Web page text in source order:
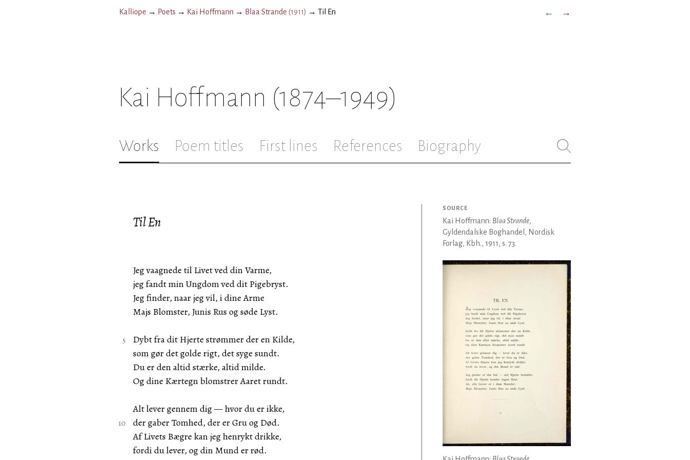
Kalliope → Poets → Kai Hoffmann → Blaa Strande (1911) → Til En ← →
Kai Hoffmann (1874–1949)
Works Poem titles First lines References Biography
Til En
Jeg vaagnede til Livet ved din Varme,
jeg fandt min Ungdom ved dit Pigebryst.
Jeg finder, naar jeg vil, i dine Arme
Majs Blomster, Junis Rus og søde Lyst.
Dybt fra dit Hjerte strømmer der en Kilde,
som gør det golde rigt, det syge sundt.
Du er den altid stærke, altid milde.
Og dine Kærtegn blomstrer Aaret rundt.
Alt lever gennem dig — hvor du er ikke,
der gaber Tomhed, der er Gru og Død.
Af Livets Bægre kan jeg henrykt drikke,
fordi du lever, og din Mund er rød.
SOURCE
Kai Hoffmann: Blaa Strande,
Gyldendalske Boghandel, Nordisk
Forlag, Kbh., 1911, s. 73.